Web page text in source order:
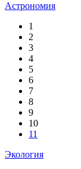
Астрономия
1
2
3
4
5
6
7
8
9
10
11
Экология